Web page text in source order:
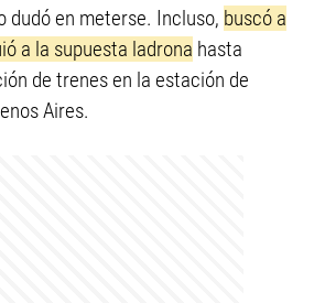
dudó en meterse. Incluso, buscó a
a la supuesta ladrona hasta
de trenes en la estación de
Aires.